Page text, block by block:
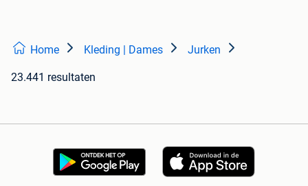
Home Kleding | Dames Jurken
23.441 resultaten